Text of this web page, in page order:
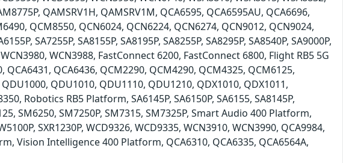
QAMSRV1H, QAMSRV1M, QCA6595, QCA6595AU, QCA6696,
QCM8550, QCN6024, QCN6224, QCN6274, QCN9012, QCN9024,
SA7255P, SA8155P, SA8195P, SA8255P, SA8295P, SA8540P, SA9000P,
WCN3988, FastConnect 6200, FastConnect 6800, Flight RB5 5G
QCA6436, QCM2290, QCM4290, QCM4325, QCM6125,
QDU1010, QDU1110, QDU1210, QDX1010, QDX1011,
Robotics RB5 Platform, SA6145P, SA6150P, SA6155, SA8145P,
SM6250, SM7250P, SM7315, SM7325P, Smart Audio 400 Platform,
SXR1230P, WCD9326, WCD9335, WCN3910, WCN3990, QCA9984,
Vision Intelligence 400 Platform, QCA6310, QCA6335, QCA6564A,